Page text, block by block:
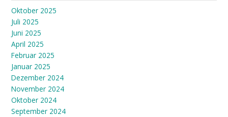
Oktober 2025
Juli 2025
Juni 2025
April 2025
Februar 2025
Januar 2025
Dezember 2024
November 2024
Oktober 2024
September 2024